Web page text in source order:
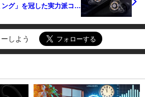
グ」を冠した実力派コス
しよう